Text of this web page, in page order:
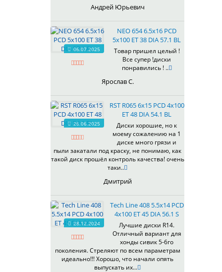
528
529
530
531
535
536
537
538
539
540
541
545
546
547
548
573
574
575
Андрей Юрьевич
06.07.2025
NEO 654 6.5x16 PCD
5x100 ET 38 DIA 57.1 BL
Товар пришел целый !
Все супер !диски
понравились ! ..
Ярослав С.
26.06.2025
RST R065 6x15 PCD 4x100
ET 48 DIA 54.1 BL
Диски хорошие, но к
моему сожалению на 1
диске много грязи и
пыли закатали под краску, не понимаю, как
такой диск прошёл контроль качества! очень
таки..
Дмитрий
28.12.2024
Tech Line 408 5.5x14 PCD
4x100 ET 45 DIA 56.1 S
Лучшие диски R14.
Отличный вариант для
хонды сивик 5-6го
поколения. Стреляют по всем параметрам
идеально!!! Хорошо, что начали опять
выпускать их...